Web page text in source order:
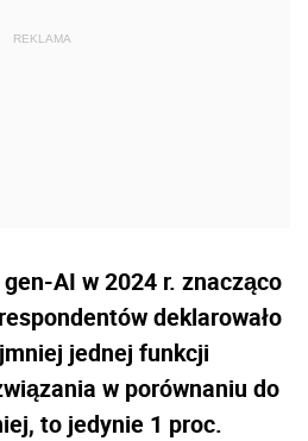
AI w 2024 r. znacząco
deklarowało
jednej funkcji
w porównaniu do
to jedynie 1 proc.